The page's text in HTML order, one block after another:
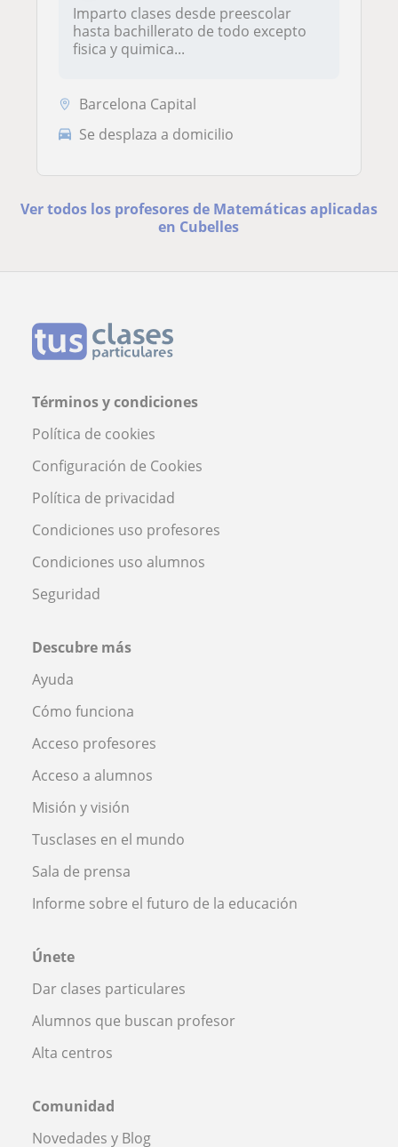
Imparto clases desde preescolar
hasta bachillerato de todo excepto
fisica y quimica...
Barcelona Capital
Se desplaza a domicilio
Ver todos los profesores de Matemáticas aplicadas
en Cubelles
Términos y condiciones
Política de cookies
Configuración de Cookies
Política de privacidad
Condiciones uso profesores
Condiciones uso alumnos
Seguridad
Descubre más
Ayuda
Cómo funciona
Acceso profesores
Acceso a alumnos
Misión y visión
Tusclases en el mundo
Sala de prensa
Informe sobre el futuro de la educación
Únete
Dar clases particulares
Alumnos que buscan profesor
Alta centros
Comunidad
Novedades y Blog